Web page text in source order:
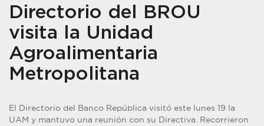
Directorio del BROU
visita la Unidad
Agroalimentaria
Metropolitana
El Directorio del Banco República visitó este lunes 19 la
UAM y mantuvo una reunión con su Directiva. Recorrieron